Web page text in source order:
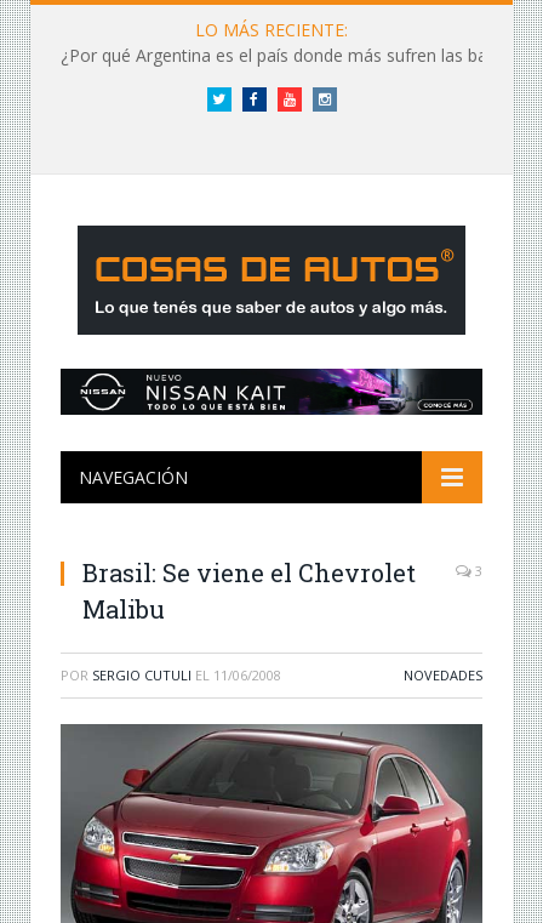
LO MÁS RECIENTE:
¿Por qué Argentina es el país donde más sufren las baterías?
Twitter FacebookYouTubeInstagram
NAVEGACIÓN
Brasil: Se viene el Chevrolet
Malibu
3
POR SERGIO CUTULI EL 11/06/2008 NOVEDADES